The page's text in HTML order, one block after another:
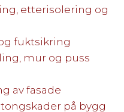
etterisolering og
fuktsikring
mur og puss
av fasade
på bygg